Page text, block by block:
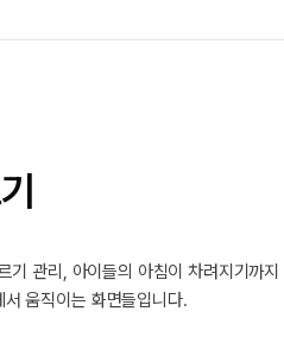
기 관리, 아이들의 아침이 차려지기까지
움직이는 화면들입니다.